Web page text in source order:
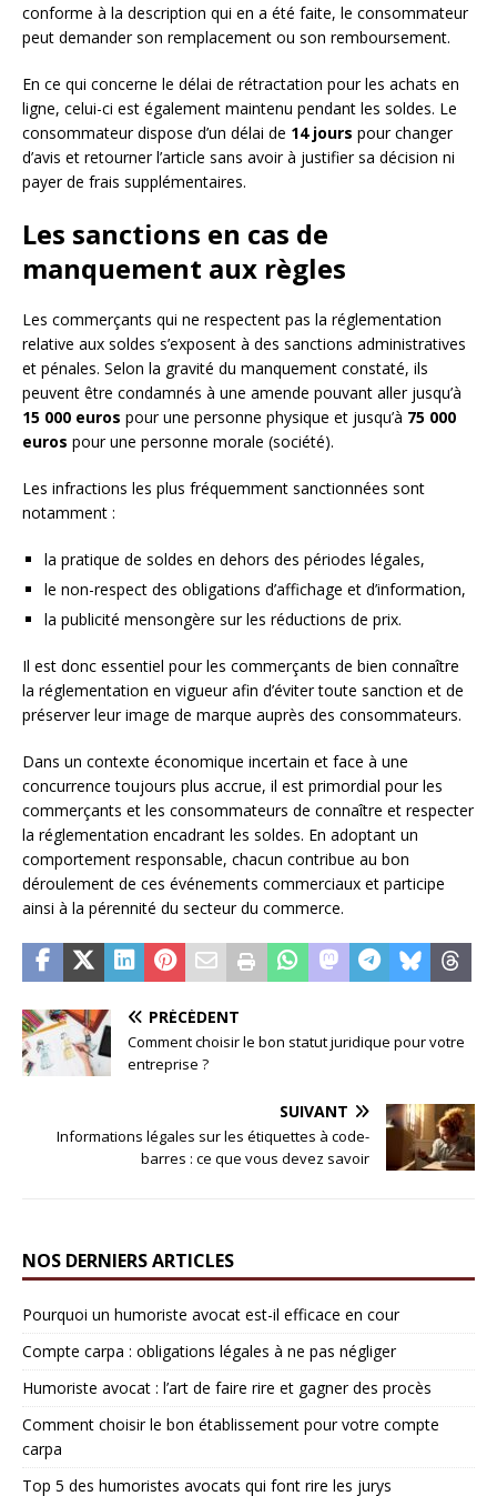
conforme à la description qui en a été faite, le consommateur
peut demander son remplacement ou son remboursement.
En ce qui concerne le délai de rétractation pour les achats en
ligne, celui-ci est également maintenu pendant les soldes. Le
consommateur dispose d’un délai de 14 jours pour changer
d’avis et retourner l’article sans avoir à justifier sa décision ni
payer de frais supplémentaires.
Les sanctions en cas de
manquement aux règles
Les commerçants qui ne respectent pas la réglementation
relative aux soldes s’exposent à des sanctions administratives
et pénales. Selon la gravité du manquement constaté, ils
peuvent être condamnés à une amende pouvant aller jusqu’à
15 000 euros pour une personne physique et jusqu’à 75 000
euros pour une personne morale (société).
Les infractions les plus fréquemment sanctionnées sont
notamment :
la pratique de soldes en dehors des périodes légales,
le non-respect des obligations d’affichage et d’information,
la publicité mensongère sur les réductions de prix.
Il est donc essentiel pour les commerçants de bien connaître
la réglementation en vigueur afin d’éviter toute sanction et de
préserver leur image de marque auprès des consommateurs.
Dans un contexte économique incertain et face à une
concurrence toujours plus accrue, il est primordial pour les
commerçants et les consommateurs de connaître et respecter
la réglementation encadrant les soldes. En adoptant un
comportement responsable, chacun contribue au bon
déroulement de ces événements commerciaux et participe
ainsi à la pérennité du secteur du commerce.
PRÉCÉDENT
Comment choisir le bon statut juridique pour votre
entreprise ?
SUIVANT
Informations légales sur les étiquettes à code-
barres : ce que vous devez savoir
NOS DERNIERS ARTICLES
Pourquoi un humoriste avocat est-il efficace en cour
Compte carpa : obligations légales à ne pas négliger
Humoriste avocat : l’art de faire rire et gagner des procès
Comment choisir le bon établissement pour votre compte
carpa
Top 5 des humoristes avocats qui font rire les jurys